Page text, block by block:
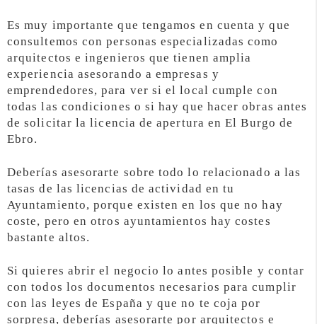
Es muy importante que tengamos en cuenta y que
consultemos con personas especializadas como
arquitectos e ingenieros que tienen amplia
experiencia asesorando a empresas y
emprendedores, para ver si el local cumple con
todas las condiciones o si hay que hacer obras antes
de solicitar la licencia de apertura en El Burgo de
Ebro.
Deberías asesorarte sobre todo lo relacionado a las
tasas de las licencias de actividad en tu
Ayuntamiento, porque existen en los que no hay
coste, pero en otros ayuntamientos hay costes
bastante altos.
Si quieres abrir el negocio lo antes posible y contar
con todos los documentos necesarios para cumplir
con las leyes de España y que no te coja por
sorpresa, deberías asesorarte por arquitectos e